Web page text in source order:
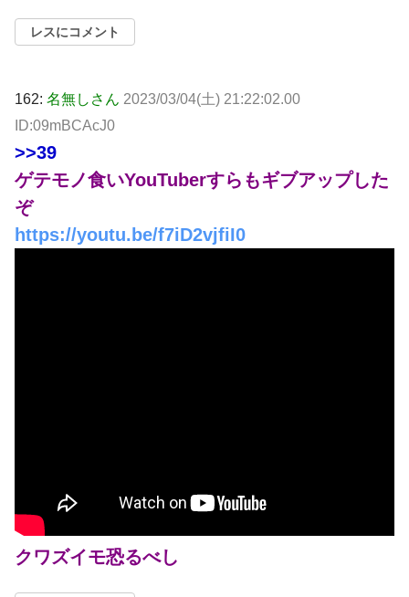
レスにコメント
162: 名無しさん 2023/03/04(土) 21:22:02.00
ID:09mBCAcJ0
>>39
ゲテモノ食いYouTuberすらもギブアップした
ぞ
https://youtu.be/f7iD2vjfiI0
クワズイモ恐るべし